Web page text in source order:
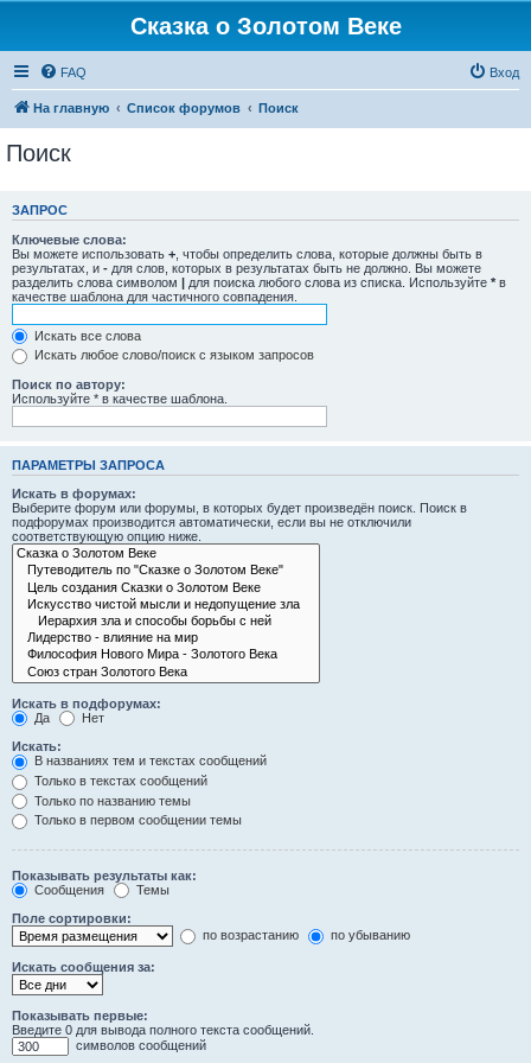
Сказка о Золотом Веке
FAQ Вход
На главную Список форумов Поиск
Поиск
ЗАПРОС
Ключевые слова:
Вы можете использовать + , чтобы определить слова, которые должны быть в
результатах, и - для слов, которых в результатах быть не должно. Вы можете
разделить слова символом | для поиска любого слова из списка. Используйте * в
качестве шаблона для частичного совпадения.
Искать все слова
Искать любое слово/поиск с языком запросов
Поиск по автору:
Используйте * в качестве шаблона.
ПАРАМЕТРЫ ЗАПРОСА
Искать в форумах:
Выберите форум или форумы, в которых будет произведён поиск. Поиск в
подфорумах производится автоматически, если вы не отключили
соответствующую опцию ниже.
Искать в подфорумах:
Да
Нет
Искать:
В названиях тем и текстах сообщений
Только в текстах сообщений
Только по названию темы
Только в первом сообщении темы
Показывать результаты как:
Сообщения
Темы
Поле сортировки:
по возрастанию
по убыванию
Искать сообщения за:
Показывать первые:
Введите 0 для вывода полного текста сообщений.
символов сообщений